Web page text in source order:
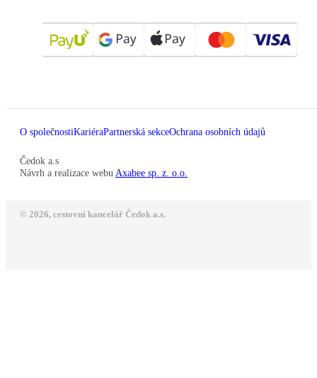
O společnostiKariéraPartnerská sekceOchrana osobních údajů
Čedok a.s
Návrh a realizace webu Axabee sp. z. o.o.
© 2026, cestovní kancelář Čedok a.s.